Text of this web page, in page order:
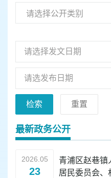
检索 重置
最新政务公开
2026.05
23
青浦区赵巷镇
居民委员会、